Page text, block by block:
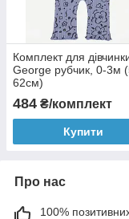
Комплект для
George рубчик, 0-3м
62см)
484 ₴/комплект
Купити
Про нас
100% позитивних